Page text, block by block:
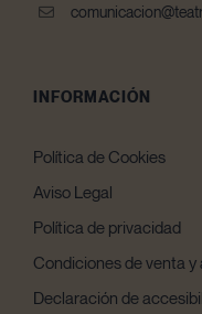
INFORMACIÓN
Política de Cookies
Aviso Legal
Política de privacidad
Condiciones de venta y
Declaración de